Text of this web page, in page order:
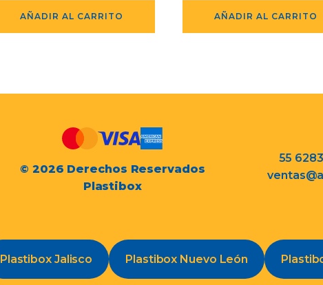
AÑADIR AL CARRITO AÑADIR AL CARRITO
© 2026 Derechos Reservados
Plastibox
55
Plastibox Jalisco Plastibox Nuevo León